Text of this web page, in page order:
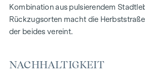
In der Herbststraße erwartet Sie ein
Wohngefühl, das Design und
außergewöhnliche Weise vereint. Die
stilvolles, modernes Leben
Kombination aus pulsierendem
Rückzugsorten macht die
der beides vereint.
NACHHALTIGKEIT